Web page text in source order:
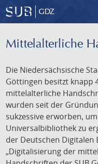
GDZ
Mittelalterliche
Die Niedersächsische
Göttingen besitzt knapp
mittelalterliche
wurden seit der
sukzessive erworben,
Universalbibliothek zu
der Deutschen
„Digitalisierung der